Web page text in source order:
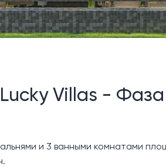
Villas - Фаза
и 3 ванными комнатами